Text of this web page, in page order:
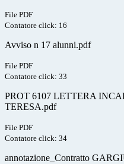
File PDF
Contatore click: 16
Avviso n 17 alunni.pdf
File PDF
Contatore click: 33
PROT 6107 LETTERA
TERESA.pdf
File PDF
Contatore click: 34
annotazione_Contratto